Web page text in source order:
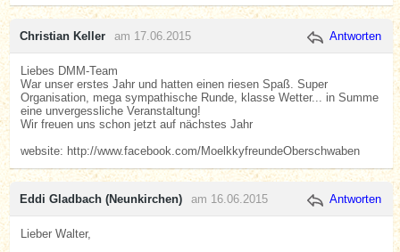
Christian Keller am 17.06.2015 Antworten
Liebes DMM-Team
War unser erstes Jahr und hatten einen riesen Spaß. Super
Organisation, mega sympathische Runde, klasse Wetter... in Summe
eine unvergessliche Veranstaltung!
Wir freuen uns schon jetzt auf nächstes Jahr
website: http://www.facebook.com/MoelkkyfreundeOberschwaben
Eddi Gladbach (Neunkirchen) am 16.06.2015 Antworten
Lieber Walter,